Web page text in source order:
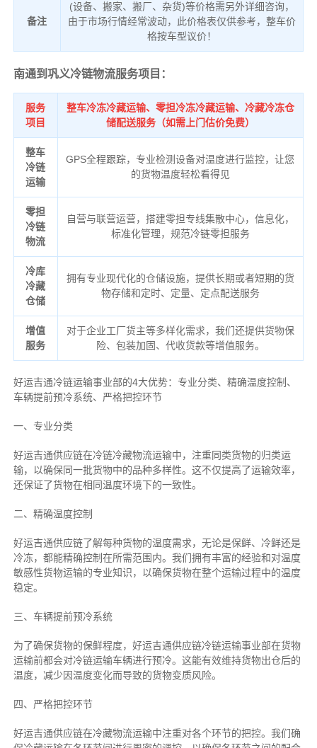
备注
(设备、搬家、搬厂、杂货)等价格需另外详细咨询，
由于市场行情经常波动，此价格表仅供参考，整车价
格按车型议价！
南通到巩义冷链物流服务项目：
服务
项目
整车冷冻冷藏运输、零担冷冻冷藏运输、冷藏冷冻仓
储配送服务（如需上门估价免费）
整车
冷链
运输
GPS全程跟踪，专业检测设备对温度进行监控，让您
的货物温度轻松看得见
零担
冷链
物流
自营与联营运营，搭建零担专线集散中心，信息化，
标准化管理，规范冷链零担服务
冷库
冷藏
仓储
拥有专业现代化的仓储设施，提供长期或者短期的货
物存储和定时、定量、定点配送服务
增值
服务
对于企业工厂货主等多样化需求，我们还提供货物保
险、包装加固、代收货款等增值服务。
好运吉通冷链运输事业部的4大优势： 专业分类、 精确温度控制、
车辆提前预冷系统、 严格把控环节
一、专业分类
好运吉通供应链在冷链冷藏物流运输中，注重同类货物的归类运
输，以确保同一批货物中的品种多样性。这不仅提高了运输效率，
还保证了货物在相同温度环境下的一致性。
二、 精确温度控制
好运吉通供应链了解每种货物的温度需求，无论是保鲜、冷鲜还是
冷冻，都能精确控制在所需范围内。我们拥有丰富的经验和对温度
敏感性货物运输的专业知识，以确保货物在整个运输过程中的温度
稳定。
三、车辆提前预冷系统
为了确保货物的保鲜程度，好运吉通供应链冷链运输事业部在货物
运输前都会对冷链运输车辆进行预冷。这能有效维持货物出仓后的
温度，减少因温度变化而导致的货物变质风险。
四、严格把控环节
好运吉通供应链在冷藏物流运输中注重对各个环节的把控。我们确